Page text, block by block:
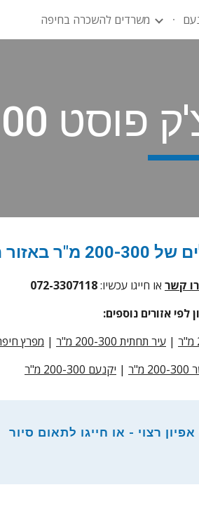
Skip to main content
משרדים להשכרה בחיפה
300 מ"ר
- חיפה
קשר או חייגו עכשיו: 072-3307118
לפי אזורים נוספים
| עיר תחתית 200-300 מ"ר | מפרץ חיפה 200-300
מ"ר | יקנעם 200-300 מ"ר
רצוי - או חייגו לתאום סיור